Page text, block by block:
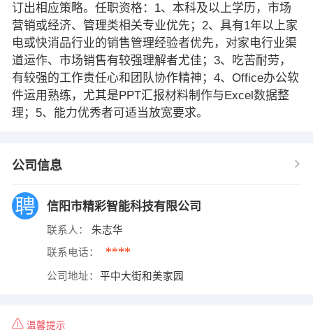
订出相应策略。任职资格：1、本科及以上学历，市场
营销或经济、管理类相关专业优先；2、具有1年以上家
电或快消品行业的销售管理经验者优先，对家电行业渠
道运作、市场销售有较强理解者尤佳；3、吃苦耐劳，
有较强的工作责任心和团队协作精神；4、Office办公软
件运用熟练，尤其是PPT汇报材料制作与Excel数据整
理；5、能力优秀者可适当放宽要求。
公司信息
信阳市精彩智能科技有限公司
联系人： 朱志华
联系电话： ****
公司地址： 平中大街和美家园
温馨提示